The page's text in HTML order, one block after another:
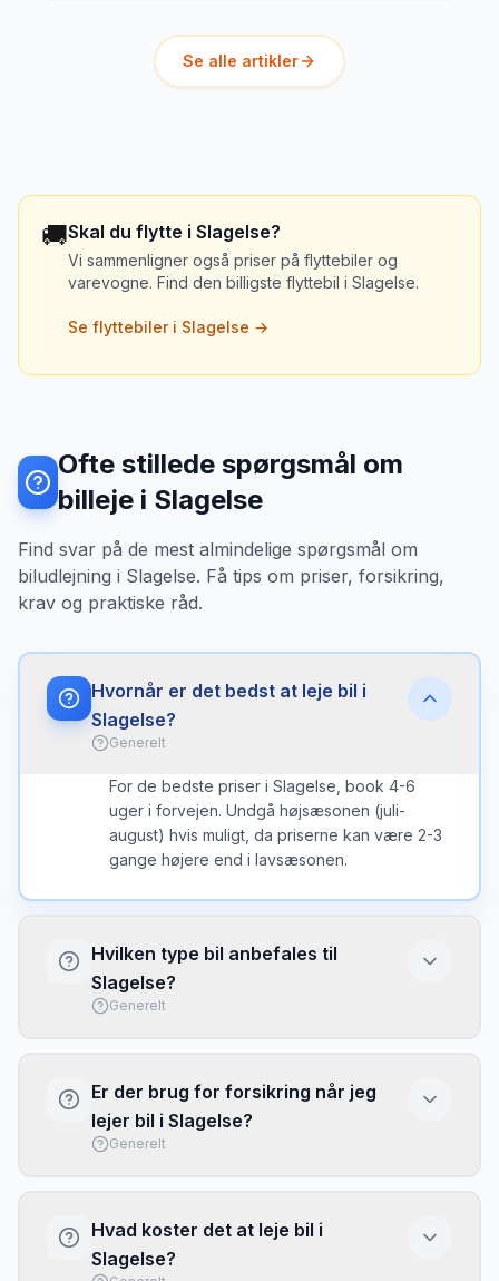
Se alle artikler
🚚Skal du flytte i Slagelse?
Vi sammenligner også priser på flyttebiler og
varevogne. Find den billigste flyttebil i Slagelse.
Se flyttebiler i Slagelse →
Ofte stillede spørgsmål om
billeje i Slagelse
Find svar på de mest almindelige spørgsmål om
biludlejning i Slagelse. Få tips om priser, forsikring,
krav og praktiske råd.
Hvornår er det bedst at leje bil i
Slagelse?
Generelt
For de bedste priser i Slagelse, book 4-6
uger i forvejen. Undgå højsæsonen (juli-
august) hvis muligt, da priserne kan være 2-3
gange højere end i lavsæsonen.
Hvilken type bil anbefales til
Slagelse?
Generelt
Vælg større bil kun hvis du har meget bagage
eller mange passagerer.
Er der brug for forsikring når jeg
lejer bil i Slagelse?
Generelt
at købe fuld dækning eller brug dit kreditkorts
rejseforsikring. Tjek altid hvad der er
Hvad koster det at leje bil i
Slagelse?